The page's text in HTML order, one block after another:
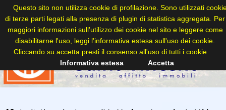
Questo sito non utilizza cookie di profilazione. Sono utilizzati
di terze parti legati alla presenza di plugin di statistica aggregata. Per
maggiori informazioni sull'utilizzo dei cookie nel sito e leggere come
disabilitarne l'uso, leggi l'informativa estesa sull'uso dei cookie.
Cliccando su accetta presti il consenso all'uso di tutti i cookie
Informativa estesa
Accetta